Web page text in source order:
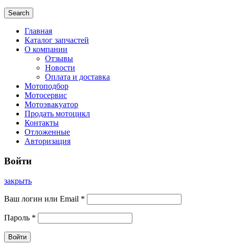
Search
Главная
Каталог запчастей
О компании
Отзывы
Новости
Оплата и доставка
Мотоподбор
Мотосервис
Мотоэвакуатор
Продать мотоцикл
Контакты
Отложенные
Авторизация
Войти
закрыть
Ваш логин или Email *
Пароль *
Войти